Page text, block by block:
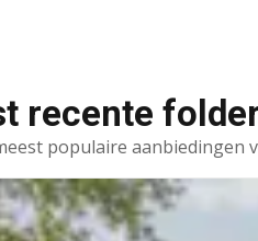
recente
populaire aanbiedingen